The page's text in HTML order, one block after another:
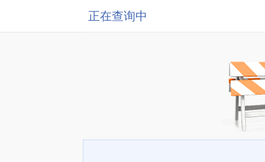
正在查询中